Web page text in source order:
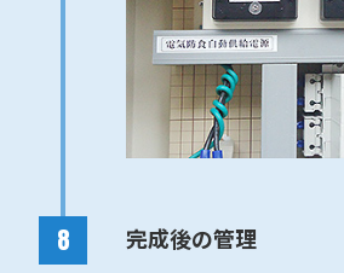
完成後の管理